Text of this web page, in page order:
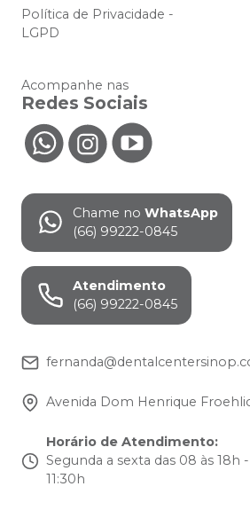
Política de Privacidade -
LGPD
Acompanhe nas
Redes Sociais
Chame no WhatsApp
(66) 99222-0845
Atendimento
(66) 99222-0845
Avenida Dom Henrique
Horário de Atendimento:
Segunda a sexta das 08 às 18h
11:30h